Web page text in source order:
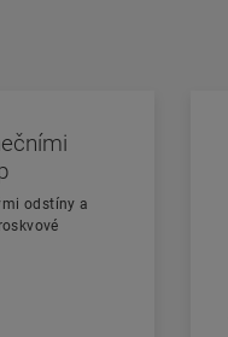
odstíny a